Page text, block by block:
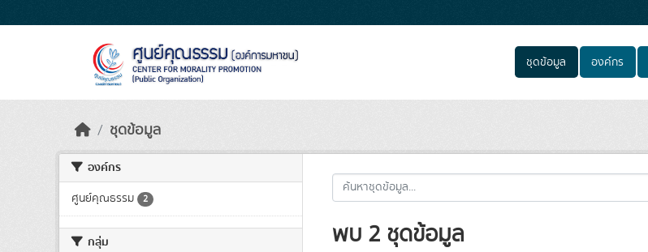
ชุดข้อมูล องค์กร
ชุดข้อมูล
องค์กร
ศูนย์คุณธรรม 2
กลุ่ม พบ 2 ชุดข้อมูล